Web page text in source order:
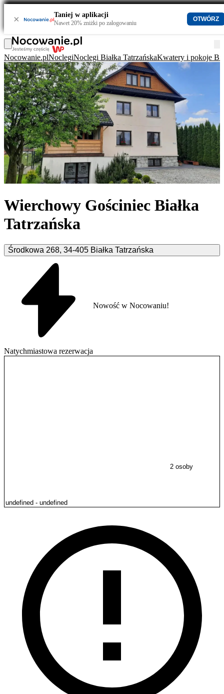
× Taniej w aplikacji
Nawet 20% zniżki po zalogowaniu
OTWÓRZ
Nocowanie.plNoclegiNoclegi Białka TatrzańskaKwatery i pokoje
Wierchowy Gościniec Białka
Tatrzańska
Środkowa 268, 34-405 Białka Tatrzańska
Natychmiastowa rezerwacja
Nowość w Nocowaniu!
2 osoby